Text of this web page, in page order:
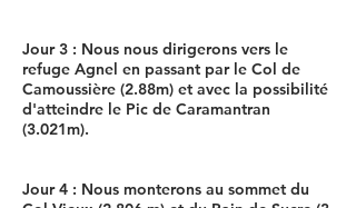
Jour 3 : Nous nous dirigerons vers le
refuge Agnel en passant par le Col de
Camoussière (2.88m) et avec la possibilité
d'atteindre le Pic de Caramantran
(3.021m).
Jour 4 : Nous monterons au sommet du